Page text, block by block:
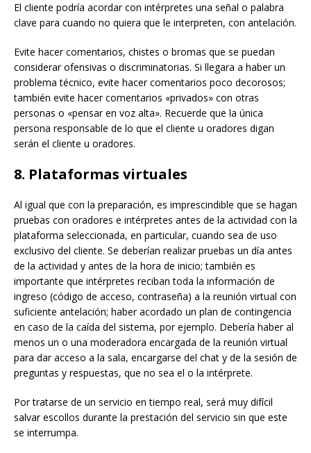
El cliente podría acordar con intérpretes una señal o palabra
clave para cuando no quiera que le interpreten, con antelación.
Evite hacer comentarios, chistes o bromas que se puedan
considerar ofensivas o discriminatorias. Si llegara a haber un
problema técnico, evite hacer comentarios poco decorosos;
también evite hacer comentarios «privados» con otras
personas o «pensar en voz alta». Recuerde que la única
persona responsable de lo que el cliente u oradores digan
serán el cliente u oradores.
8. Plataformas virtuales
Al igual que con la preparación, es imprescindible que se hagan
pruebas con oradores e intérpretes antes de la actividad con la
plataforma seleccionada, en particular, cuando sea de uso
exclusivo del cliente. Se deberían realizar pruebas un día antes
de la actividad y antes de la hora de inicio; también es
importante que intérpretes reciban toda la información de
ingreso (código de acceso, contraseña) a la reunión virtual con
suficiente antelación; haber acordado un plan de contingencia
en caso de la caída del sistema, por ejemplo. Debería haber al
menos un o una moderadora encargada de la reunión virtual
para dar acceso a la sala, encargarse del chat y de la sesión de
preguntas y respuestas, que no sea el o la intérprete.
Por tratarse de un servicio en tiempo real, será muy difícil
salvar escollos durante la prestación del servicio sin que este
se interrumpa.